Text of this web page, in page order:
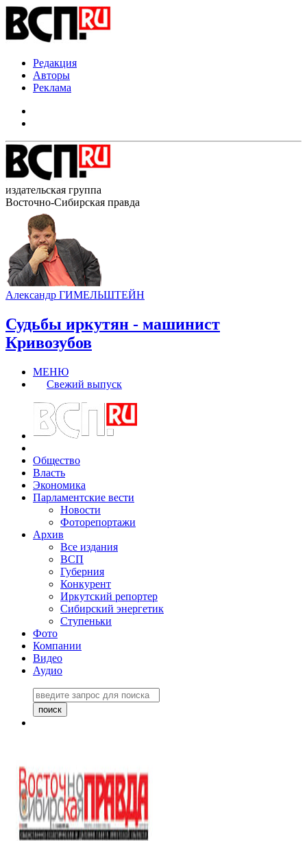
Редакция
Авторы
Реклама
издательская группа
Восточно-Сибирская правда
Александр ГИМЕЛЬШТЕЙН
Судьбы иркутян - машинист
Кривозубов
МЕНЮ
Свежий выпуск
Общество
Власть
Экономика
Парламентские вести
Новости
Фоторепортажи
Архив
Все издания
ВСП
Губерния
Конкурент
Иркутский репортер
Сибирский энергетик
Ступеньки
Фото
Компании
Видео
Аудио